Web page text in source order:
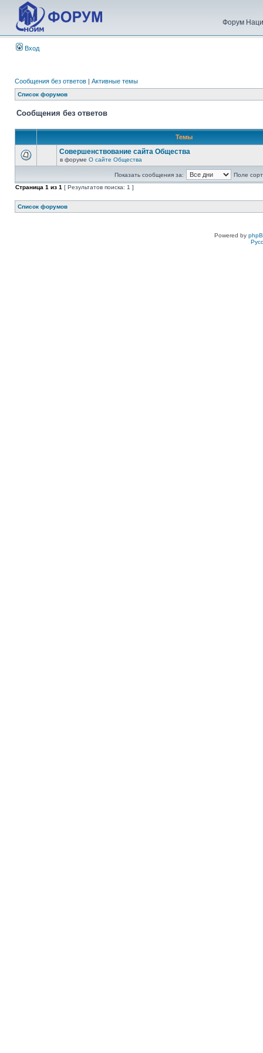
Форум
Вход
Сообщения без ответов | Активные темы
Список форумов
Сообщения без ответов
Темы
Совершенствование сайта Общества
в форуме О сайте Общества
Показать сообщения за:
Поле
Страница 1 из 1 [ Результатов поиска: 1 ]
Список форумов
Powered by